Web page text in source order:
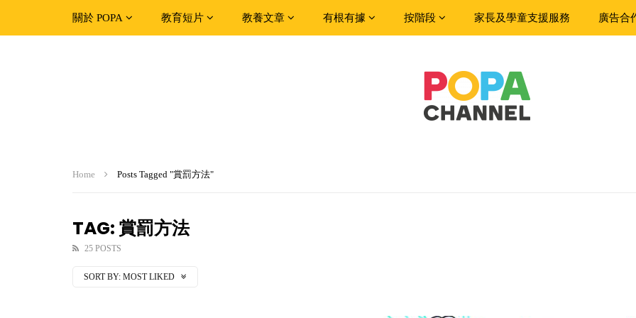
關於 POPA 教育短片 教養文章 有根有據 按階段 家長及學童支援服務 廣告合
Home Posts Tagged "賞罰方法"
TAG: 賞罰方法
25 POSTS
SORT BY: MOST LIKED